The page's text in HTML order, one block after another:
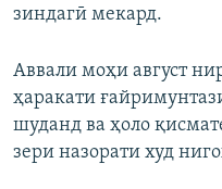
зиндагӣ мекард.
Аввали моҳи август
ҳаракати
шуданд ва ҳоло
зери назорати худ